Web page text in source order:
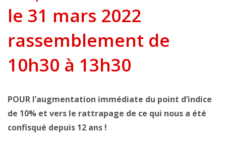
le 31 mars 2022
rassemblement de
10h30 à 13h30
POUR l’augmentation immédiate du point d’indice
de 10% et vers le rattrapage de ce qui nous a été
confisqué depuis 12 ans !